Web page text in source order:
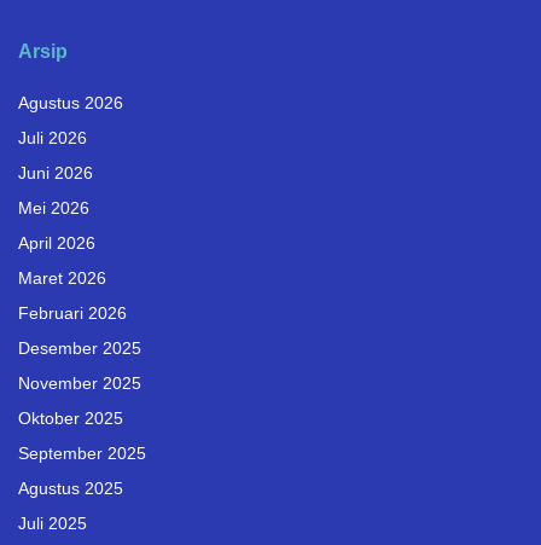
Arsip
Agustus 2026
Juli 2026
Juni 2026
Mei 2026
April 2026
Maret 2026
Februari 2026
Desember 2025
November 2025
Oktober 2025
September 2025
Agustus 2025
Juli 2025